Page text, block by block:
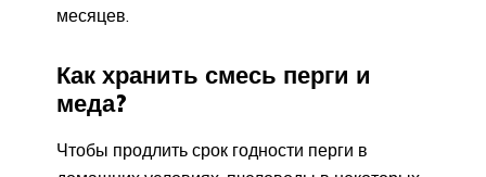
месяцев.
Как хранить смесь перги и
меда?
Чтобы продлить срок годности перги в